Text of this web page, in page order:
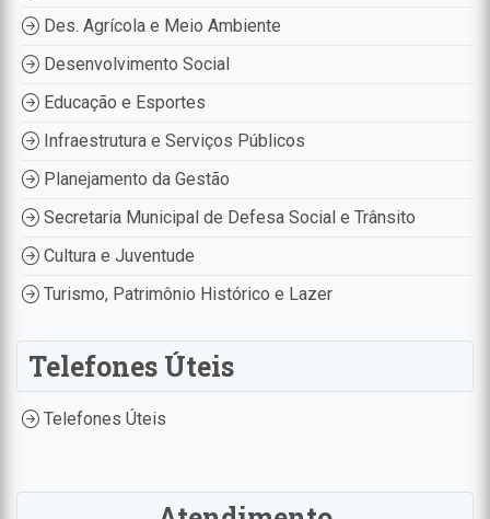
Des. Agrícola e Meio Ambiente
Desenvolvimento Social
Educação e Esportes
Infraestrutura e Serviços Públicos
Planejamento da Gestão
Secretaria Municipal de Defesa Social e Trânsito
Cultura e Juventude
Turismo, Patrimônio Histórico e Lazer
Telefones Úteis
Telefones Úteis